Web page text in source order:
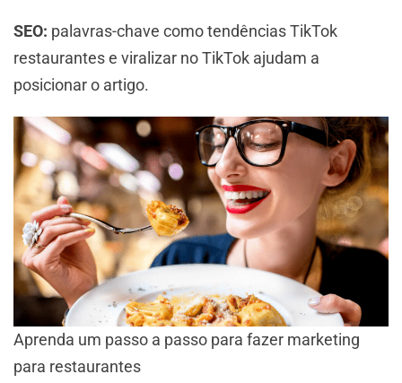
SEO: palavras-chave como tendências TikTok
restaurantes e viralizar no TikTok ajudam a
posicionar o artigo.
Aprenda um passo a passo para fazer marketing
para restaurantes